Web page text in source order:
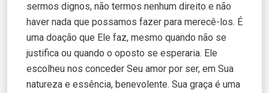
sermos dignos, não termos nenhum direito e não
haver nada que possamos fazer para merecê-los. É
uma doação que Ele faz, mesmo quando não se
justifica ou quando o oposto se esperaria. Ele
escolheu nos conceder Seu amor por ser, em Sua
natureza e essência, benevolente. Sua graça é uma